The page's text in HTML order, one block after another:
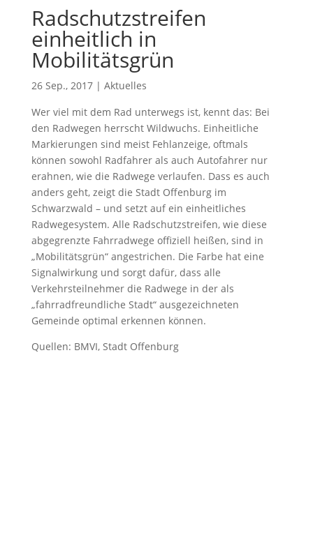
Radschutzstreifen
einheitlich in
Mobilitätsgrün
26 Sep., 2017| Aktuelles
Wer viel mit dem Rad unterwegs ist, kennt das: Bei
den Radwegen herrscht Wildwuchs. Einheitliche
Markierungen sind meist Fehlanzeige, oftmals
können sowohl Radfahrer als auch Autofahrer nur
erahnen, wie die Radwege verlaufen. Dass es auch
anders geht, zeigt die Stadt Offenburg im
Schwarzwald – und setzt auf ein einheitliches
Radwegesystem. Alle Radschutzstreifen, wie diese
abgegrenzte Fahrradwege offiziell heißen, sind in
„Mobilitätsgrün“ angestrichen. Die Farbe hat eine
Signalwirkung und sorgt dafür, dass alle
Verkehrsteilnehmer die Radwege in der als
„fahrradfreundliche Stadt“ ausgezeichneten
Gemeinde optimal erkennen können.
Quellen: BMVI, Stadt Offenburg